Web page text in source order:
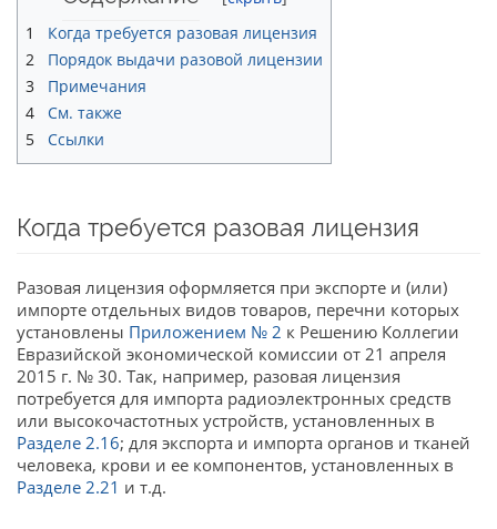
1
Когда требуется разовая лицензия
2
Порядок выдачи разовой лицензии
3
Примечания
4
См. также
5
Ссылки
Когда требуется разовая лицензия
Разовая лицензия оформляется при экспорте и (или)
импорте отдельных видов товаров, перечни которых
установлены Приложением № 2 к Решению Коллегии
Евразийской экономической комиссии от 21 апреля
2015 г. № 30. Так, например, разовая лицензия
потребуется для импорта радиоэлектронных средств
или высокочастотных устройств, установленных в
Разделе 2.16; для экспорта и импорта органов и тканей
человека, крови и ее компонентов, установленных в
Разделе 2.21 и т.д.